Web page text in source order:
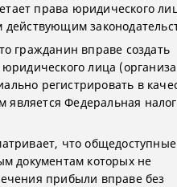
права юридического
действующим
гражданин вправе создать
лица
регистрировать в
Федеральная
что общедоступные
документам которых не
прибыли вправе без